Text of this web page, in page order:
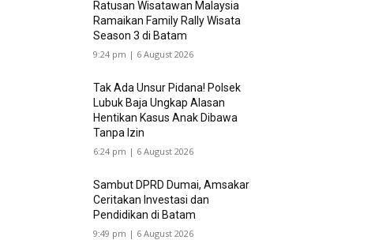
Ratusan Wisatawan Malaysia
Ramaikan Family Rally Wisata
Season 3 di Batam
9:24 pm | 6 August 2026
Tak Ada Unsur Pidana! Polsek
Lubuk Baja Ungkap Alasan
Hentikan Kasus Anak Dibawa
Tanpa Izin
6:24 pm | 6 August 2026
Sambut DPRD Dumai, Amsakar
Ceritakan Investasi dan
Pendidikan di Batam
9:49 pm | 6 August 2026